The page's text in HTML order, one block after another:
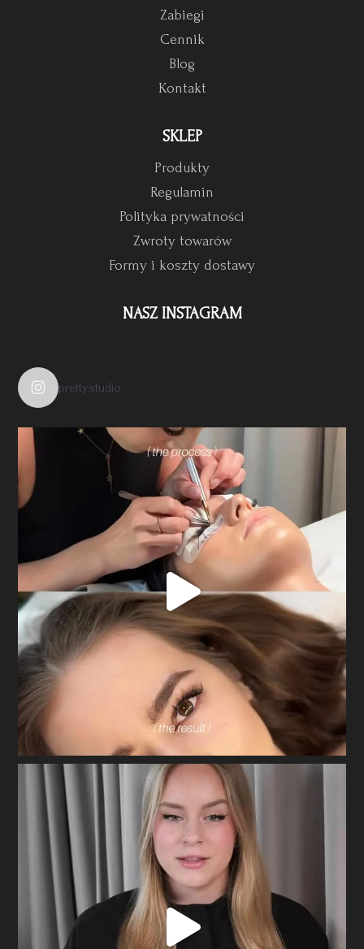
Zabiegi
Cennik
Blog
Kontakt
SKLEP
Produkty
Regulamin
Polityka prywatności
Zwroty towarów
Formy i koszty dostawy
NASZ INSTAGRAM
pretty.studio